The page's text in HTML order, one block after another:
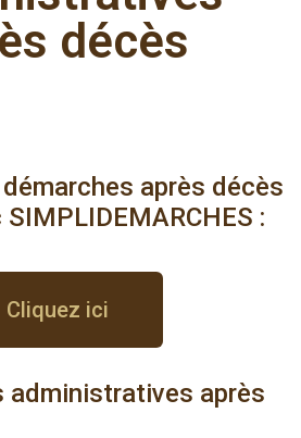
décès
après décès
:
Cliquez ici
administratives après